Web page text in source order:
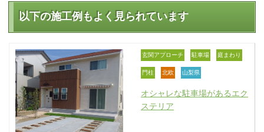
以下の施工例もよく見られています
玄関アプローチ 駐車場 庭まわり
門柱 北欧 山梨県
オシャレな駐車場があるエク
ステリア